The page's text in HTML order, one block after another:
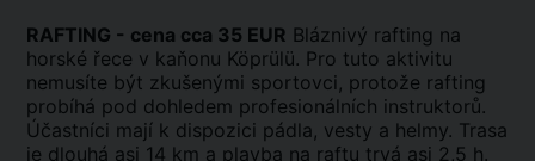
RAFTING - cena cca 35 EUR Bláznivý rafting na
horské řece v kaňonu Köprülü. Pro tuto aktivitu
nemusíte být zkušenými sportovci, protože rafting
probíhá pod dohledem profesionálních instruktorů.
Účastníci mají k dispozici pádla, vesty a helmy. Trasa
je dlouhá asi 14 km a plavba na raftu trvá asi 2,5 h.